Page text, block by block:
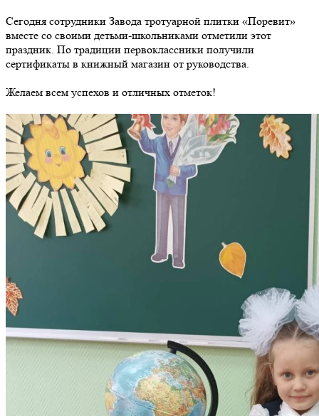
Сегодня сотрудники Завода тротуарной плитки «Поревит»
вместе со своими детьми-школьниками отметили этот
праздник. По традиции первоклассники получили
сертификаты в книжный магазин от руководства.
Желаем всем успехов и отличных отметок!